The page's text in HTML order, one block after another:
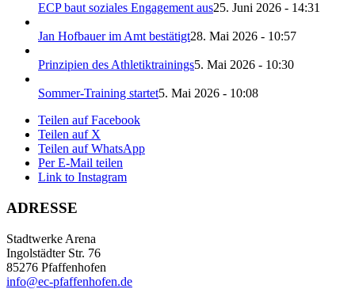
ECP baut soziales Engagement aus25. Juni 2026 - 14:31
Jan Hofbauer im Amt bestätigt28. Mai 2026 - 10:57
Prinzipien des Athletiktrainings5. Mai 2026 - 10:30
Sommer-Training startet5. Mai 2026 - 10:08
Teilen auf Facebook
Teilen auf X
Teilen auf WhatsApp
Per E-Mail teilen
Link to Instagram
ADRESSE
Stadtwerke Arena
Ingolstädter Str. 76
85276 Pfaffenhofen
info@ec-pfaffenhofen.de